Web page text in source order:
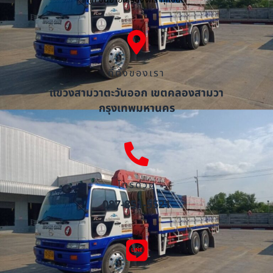
ที่ตั้งของเรา
แขวงสามวาตะวันออก เขตคลองสามวา
กรุงเทพมหานคร
โทรด่วน
087-851-5521